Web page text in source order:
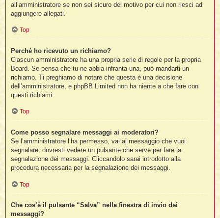
all’amministratore se non sei sicuro del motivo per cui non riesci ad
aggiungere allegati.
Top
Perché ho ricevuto un richiamo?
Ciascun amministratore ha una propria serie di regole per la propria
Board. Se pensa che tu ne abbia infranta una, può mandarti un
richiamo. Ti preghiamo di notare che questa è una decisione
dell’amministratore, e phpBB Limited non ha niente a che fare con
questi richiami.
Top
Come posso segnalare messaggi ai moderatori?
Se l’amministratore l’ha permesso, vai al messaggio che vuoi
segnalare: dovresti vedere un pulsante che serve per fare la
segnalazione dei messaggi. Cliccandolo sarai introdotto alla
procedura necessaria per la segnalazione dei messaggi.
Top
Che cos’è il pulsante “Salva” nella finestra di invio dei
messaggi?